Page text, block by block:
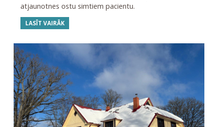
atjaunotnes ostu simtiem pacientu.
LASĪT VAIRĀK